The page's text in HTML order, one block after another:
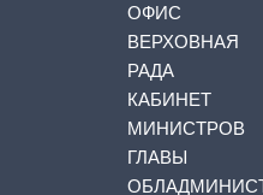
ОФИС
ВЕРХОВНАЯ
РАДА
КАБИНЕТ
МИНИСТРОВ
ГЛАВЫ